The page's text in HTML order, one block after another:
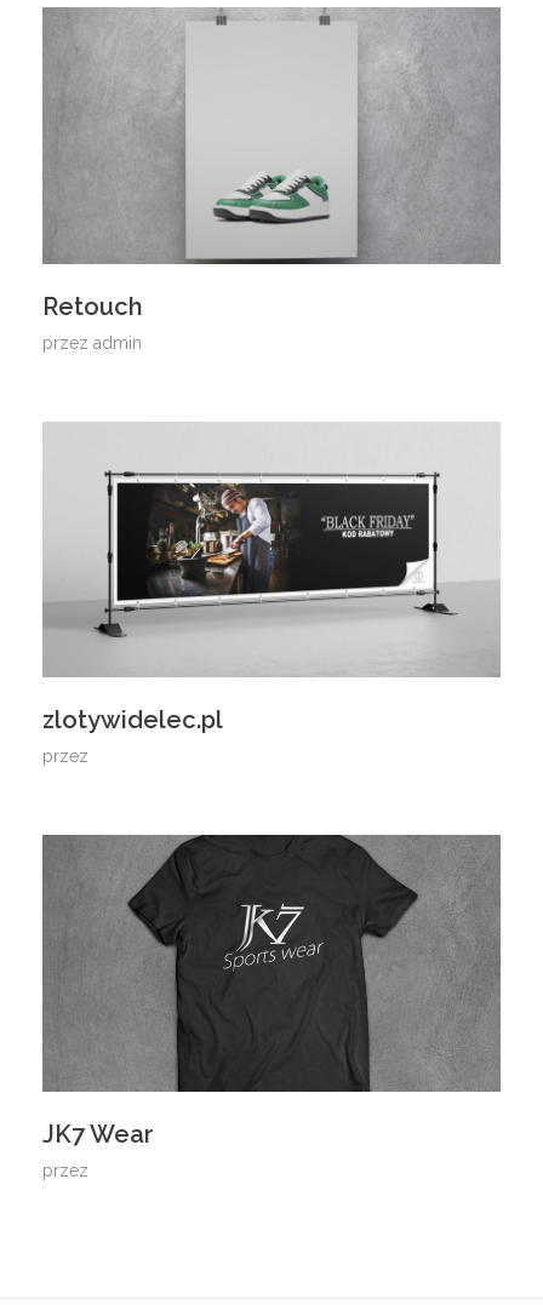
Retouch
przez admin
zlotywidelec.pl
przez
JK7 Wear
przez